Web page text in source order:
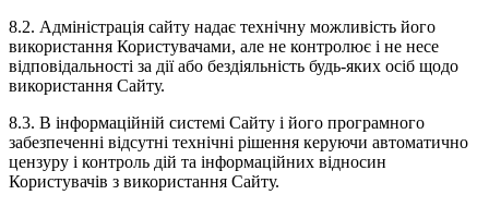
8.2. Адміністрація сайту надає технічну можливість його
використання Користувачами, але не контролює і не несе
відповідальності за дії або бездіяльність будь-яких осіб щодо
використання Сайту.
8.3. В інформаційній системі Сайту і його програмного
забезпеченні відсутні технічні рішення керуючи автоматично
цензуру і контроль дій та інформаційних відносин
Користувачів з використання Сайту.